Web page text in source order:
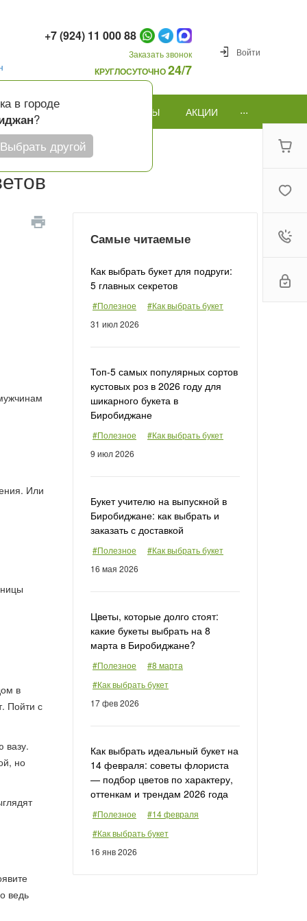
в городе
?
Выбрать другой
+7 (924) 11 000 88
Заказать звонок
КРУГЛОСУТОЧНО24/7
Войти
ПОВОД ПОДАРКИ И ШАРЫ АКЦИИ ...
Самые читаемые
Как выбрать букет для подруги:
5 главных секретов
#Полезное
#Как выбрать букет
31 июл 2026
Топ-5 самых популярных сортов
кустовых роз в 2026 году для
шикарного букета в
Биробиджане
#Полезное
#Как выбрать букет
9 июл 2026
Букет учителю на выпускной в
Биробиджане: как выбрать и
заказать с доставкой
#Полезное
#Как выбрать букет
16 мая 2026
Цветы, которые долго стоят:
какие букеты выбрать на 8
марта в Биробиджане?
#Полезное
#8 марта
#Как выбрать букет
17 фев 2026
Как выбрать идеальный букет на
14 февраля: советы флориста
— подбор цветов по характеру,
оттенкам и трендам 2026 года
#Полезное
#14 февраля
#Как выбрать букет
16 янв 2026
Или
в
Пойти с
вазу.
но
ведь